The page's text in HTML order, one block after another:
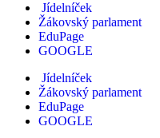
Jídelníček
Žákovský parlament
EduPage
GOOGLE
Jídelníček
Žákovský parlament
EduPage
GOOGLE